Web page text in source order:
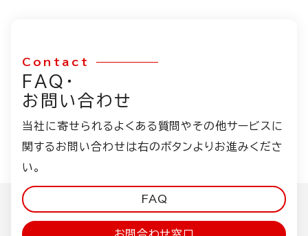
Contact
FAQ・
お問い合わせ
当社に寄せられるよくある質問やその他サービスに
関するお問い合わせは右のボタンよりお進みくださ
い。
FAQ